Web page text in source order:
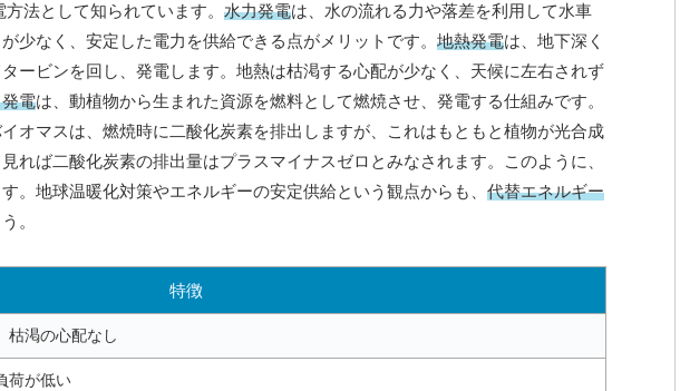
法として知られています。 水力発電は、水の流れる力や落差を利用して水車
少なく、安定した電力を供給できる点がメリットです。 地熱発電は、地下深く
ービンを回し、発電します。地熱は枯渇する心配が少なく、天候に左右されず
電は、動植物から生まれた資源を燃料として燃焼させ、発電する仕組みです。
オマスは、燃焼時に二酸化炭素を排出しますが、これはもともと植物が光合成
れば二酸化炭素の排出量はプラスマイナスゼロとみなされます。このように、
地球温暖化対策やエネルギーの安定供給という観点からも、 代替エネルギー
。
特徴
枯渇の心配なし
荷が低い